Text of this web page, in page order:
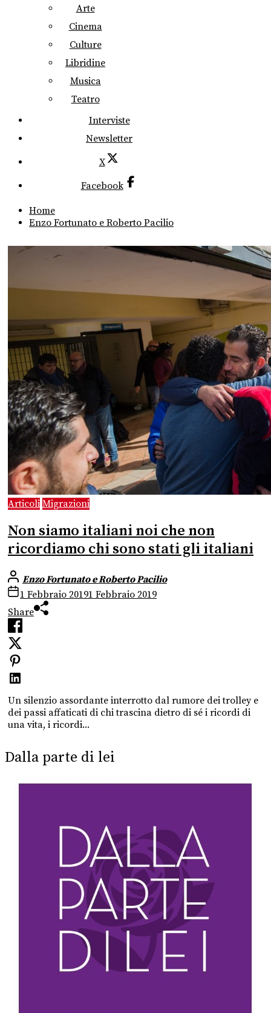
Arte
Cinema
Culture
Libridine
Musica
Teatro
Interviste
Newsletter
X
Facebook
Home
Enzo Fortunato e Roberto Pacilio
Articoli Migrazioni
Non siamo italiani noi che non
ricordiamo chi sono stati gli italiani
Enzo Fortunato e Roberto Pacilio
1 Febbraio 20191 Febbraio 2019
Share
Un silenzio assordante interrotto dal rumore dei trolley e
dei passi affaticati di chi trascina dietro di sé i ricordi di
una vita, i ricordi...
Dalla parte di lei